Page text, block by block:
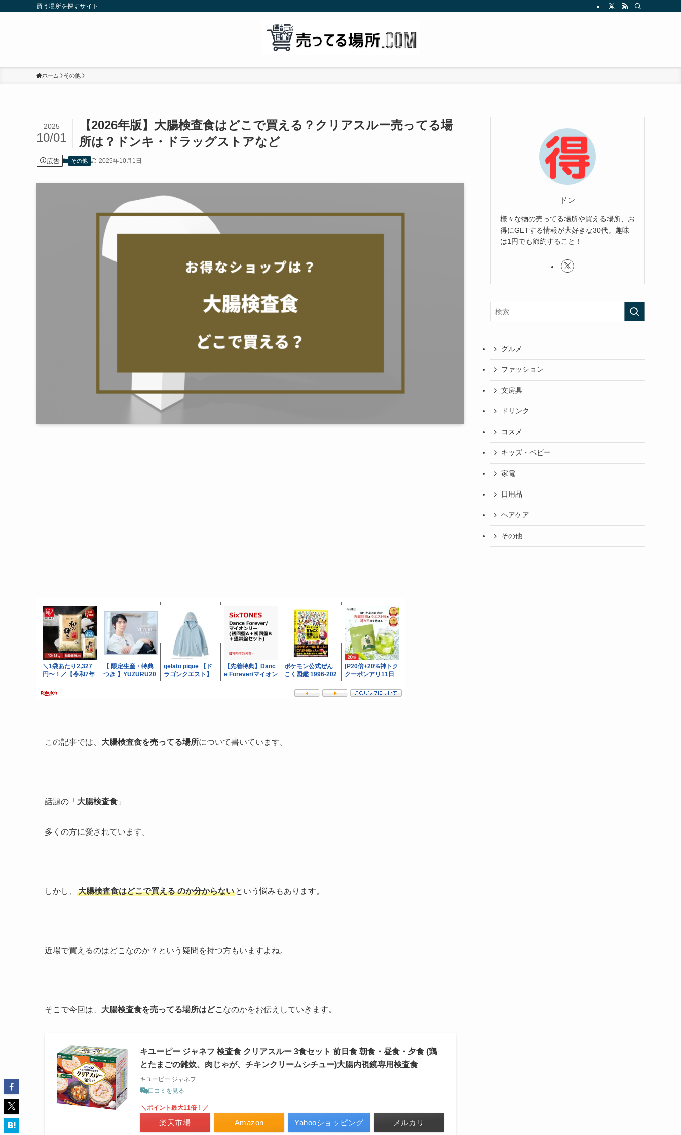
買う場所を探すサイト
ホーム その他
【2026年版】大腸検査食はどこで買える？クリアスルー売ってる場
所は？ドンキ・ドラッグストアなど
2025
10/01
広告 その他 2025年10月1日
この記事では、 大腸検査食を売ってる場所について書いています。
話題の「 大腸検査食 」
多くの方に愛されています。
しかし、 大腸検査食はどこで買える のか分からない という悩みもあります。
近場で買えるのはどこなのか？という疑問を持つ方もいますよね。
そこで今回は、 大腸検査食を売ってる場所はどこ なのかをお伝えしていきます。
キユーピー ジャネフ 検査食 クリアスルー 3食セット 前日食 朝食・昼食・夕食 (鶏
とたまごの雑炊、肉じゃが、チキンクリームシチュー)大腸内視鏡専用検査食
キユーピー ジャネフ
口コミを見る
Amazon
＼ポイント最大11倍！／
楽天市場 Yahooショッピング メルカリ
ドン
様々な物の売ってる場所や買える場所、お
得にGETする情報が大好きな30代。趣味
は1円でも節約すること！
グルメ
ファッション
文房具
ドリンク
コスメ
キッズ・ベビー
家電
日用品
ヘアケア
その他